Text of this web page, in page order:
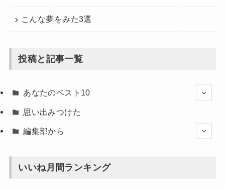
こんな夢をみた3選
投稿と記事一覧
あなたのベスト10
思い出みつけた
編集部から
いいね月間ランキング